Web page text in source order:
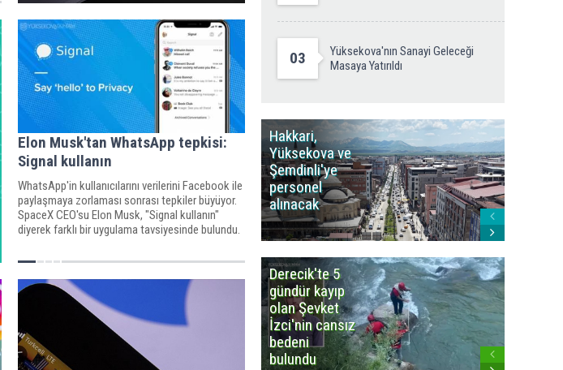
Elon Musk'tan WhatsApp tepkisi:
Signal kullanın
WhatsApp'in kullanıcılarını verilerini Facebook ile
paylaşmaya zorlaması sonrası tepkiler büyüyor.
SpaceX CEO'su Elon Musk, "Signal kullanın"
diyerek farklı bir uygulama tavsiyesinde bulundu.
03
Yüksekova'nın Sanayi Geleceği
Masaya Yatırıldı
Hakkari,
Yüksekova ve
Şemdinli'ye
personel
alınacak
Derecik'te 5
gündür kayıp
olan Şevket
İzci'nin cansız
bedeni
bulundu